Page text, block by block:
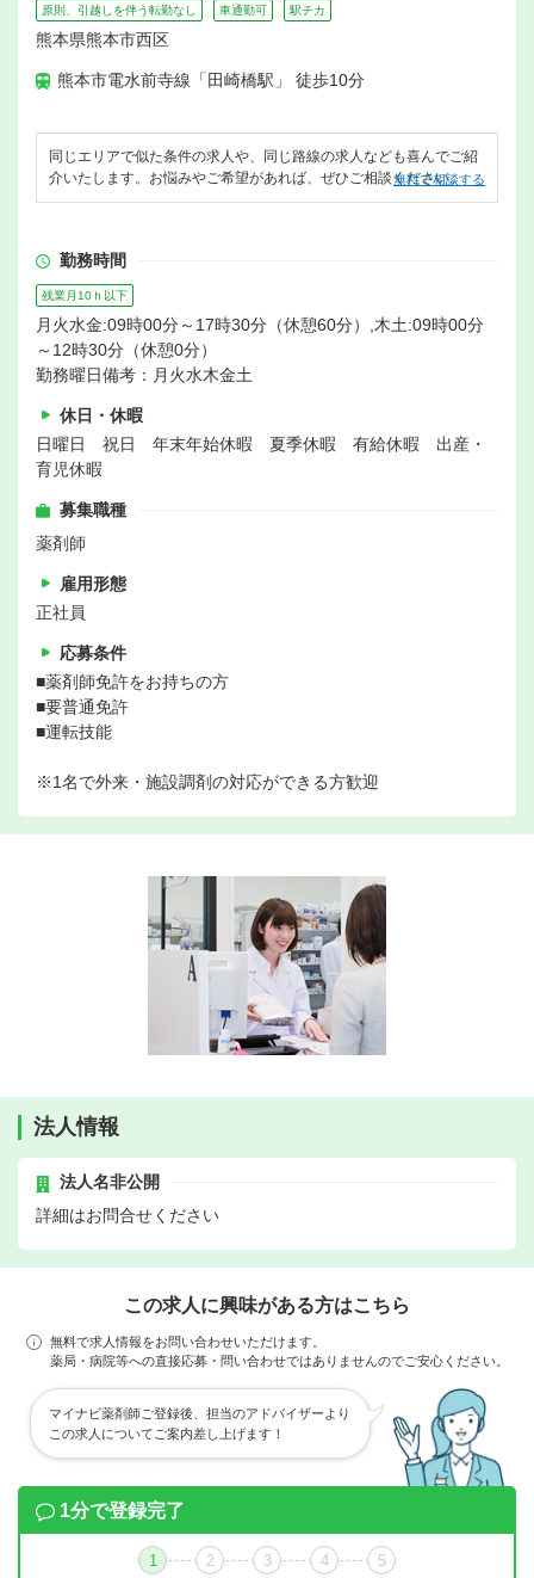
原則、引越しを伴う転勤なし 車通勤可 駅チカ
熊本県熊本市西区
熊本市電水前寺線「田崎橋駅」 徒歩10分
同じエリアで似た条件の求人や、同じ路線の求人なども喜んでご紹
介いたします。お悩みやご希望があれば、ぜひご相談ください。
無料で相談する
勤務時間
残業月10ｈ以下
月火水金:09時00分～17時30分（休憩60分）,木土:09時00分
～12時30分（休憩0分）
勤務曜日備考：月火水木金土
休日・休暇
日曜日 祝日 年末年始休暇 夏季休暇 有給休暇 出産・
育児休暇
募集職種
薬剤師
雇用形態
正社員
応募条件
■薬剤師免許をお持ちの方
■要普通免許
■運転技能
※1名で外来・施設調剤の対応ができる方歓迎
法人情報
法人名非公開
詳細はお問合せください
この求人に興味がある方はこちら
無料で求人情報をお問い合わせいただけます。
薬局・病院等への直接応募・問い合わせではありませんのでご安心ください。
マイナビ薬剤師ご登録後、担当のアドバイザーより
この求人についてご案内差し上げます！
1分で登録完了
1 2 3 4 5